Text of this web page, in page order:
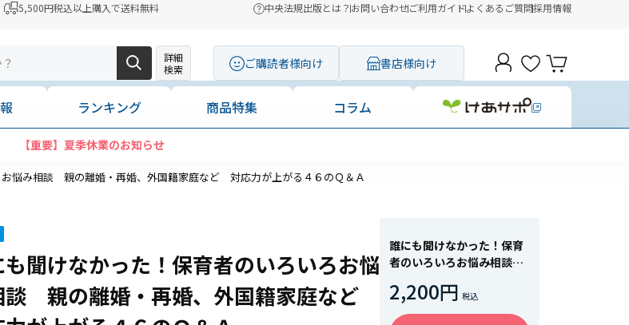
5,500円税込以上購入で送料無料 中央法規出版とは？お問い合わせご利用ガイドよくあるご質問採用情報
詳細
検索
ご購読者様向け 書店様向け
ランキング 商品特集 コラム
【重要】夏季休業のお知らせ
悩み相談 親の離婚・再婚、外国籍家庭など 対応力が上がる４６のＱ＆Ａ
も聞けなかった！保育者のいろいろお悩
談 親の離婚・再婚、外国籍家庭など
誰にも聞けなかった！保育
者のいろいろお悩み相談
庭など 対応力が上がる４
６のＱ＆Ａ
2,200円